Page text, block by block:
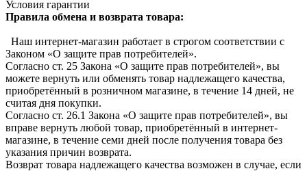
Условия гарантии
Правила обмена и возврата товара:
Наш интернет-магазин работает в строгом соответствии с
Законом «О защите прав потребителей».
Согласно ст. 25 Закона «О защите прав потребителей», вы
можете вернуть или обменять товар надлежащего качества,
приобретённый в розничном магазине, в течение 14 дней, не
считая дня покупки.
Согласно ст. 26.1 Закона «О защите прав потребителей», вы
вправе вернуть любой товар, приобретённый в интернет-
магазине, в течение семи дней после получения товара без
указания причин возврата.
Возврат товара надлежащего качества возможен в случае, если